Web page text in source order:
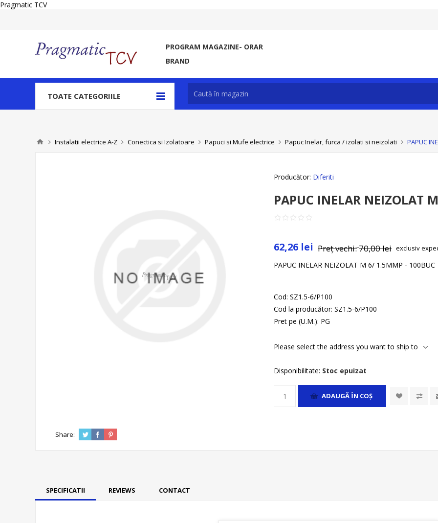
Pragmatic TCV
PROGRAM MAGAZINE- ORAR
BRAND
TOATE CATEGORIILE
Instalatii electrice A-Z Conectica si Izolatoare Papuci si Mufe electrice Papuc Inelar, furca / izolati si neizolati PAPUC
Producător: Diferiti
PAPUC INELAR NEIZOLAT
62,26 lei Preț vechi:70,00 lei exclusiv
PAPUC INELAR NEIZOLAT M 6/ 1.5MMP - 100BUC
Cod: SZ1.5-6/P100
Cod la producător: SZ1.5-6/P100
Pret pe (U.M.): PG
Please select the address you want to ship to
Disponibilitate: Stoc epuizat
ADAUGĂ ȊN COŞ
Share:
SPECIFICATII REVIEWS CONTACT